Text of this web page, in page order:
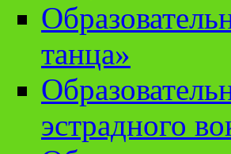
танца»
эстрадного